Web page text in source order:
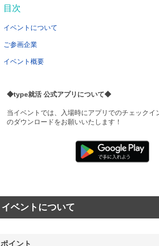
目次
イベントについて
ご参画企業
イベント概要
◆type就活 公式アプリについて◆
当イベントでは、入場時にアプリでのチェック
のダウンロードをお願いいたします！
イベントについて
ポイント